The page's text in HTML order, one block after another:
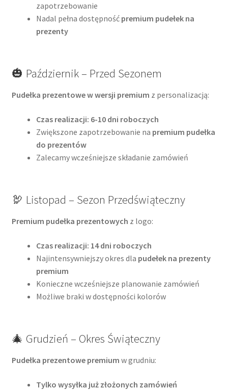
zapotrzebowanie
Nadal pełna dostępność premium pudełek na
prezenty
🎃 Październik – Przed Sezonem
Pudełka prezentowe w wersji premium z personalizacją:
Czas realizacji: 6-10 dni roboczych
Zwiększone zapotrzebowanie na premium pudełka
do prezentów
Zalecamy wcześniejsze składanie zamówień
🦃 Listopad – Sezon Przedświąteczny
Premium pudełka prezentowych z logo:
Czas realizacji: 14 dni roboczych
Najintensywniejszy okres dla pudełek na prezenty
premium
Konieczne wcześniejsze planowanie zamówień
Możliwe braki w dostępności kolorów
🎄 Grudzień – Okres Świąteczny
Pudełka prezentowe premium w grudniu:
Tylko wysyłka już złożonych zamówień